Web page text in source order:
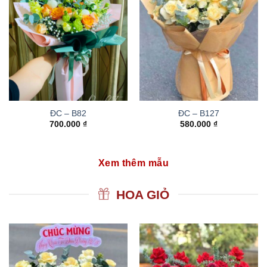
ĐC – B82
700.000 ₫
ĐC – B127
580.000 ₫
Xem thêm mẫu
HOA GIỎ